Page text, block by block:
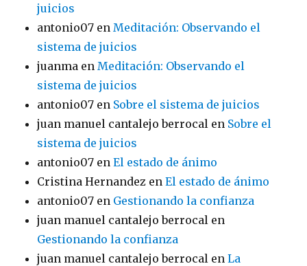
juicios
antonio07 en Meditación: Observando el
sistema de juicios
juanma en Meditación: Observando el
sistema de juicios
antonio07 en Sobre el sistema de juicios
juan manuel cantalejo berrocal en Sobre el
sistema de juicios
antonio07 enEl estado de ánimo
Cristina Hernandez enEl estado de ánimo
antonio07 en Gestionando la confianza
juan manuel cantalejo berrocal en
Gestionando la confianza
juan manuel cantalejo berrocal enLa